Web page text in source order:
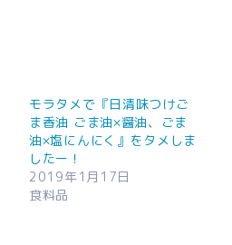
モラタメで『日清味つけご
ま香油 ごま油×醤油、ごま
油×塩にんにく』をタメしま
したー！
2019年1月17日
食料品